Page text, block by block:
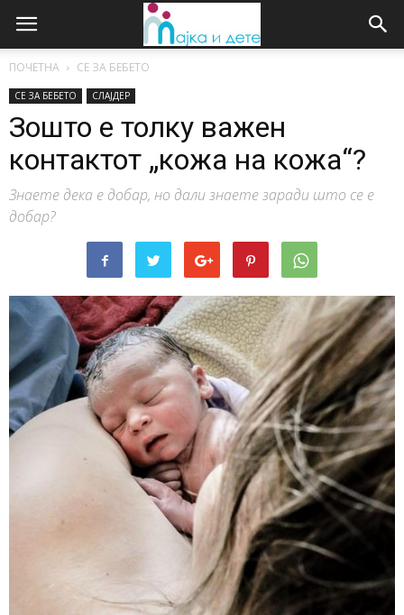
ПОЧЕТНА СЕ ЗА БЕБЕТО
СЕ ЗА БЕБЕТО СЛАЈДЕР
Зошто е толку важен
контактот „кожа на кожа“?
Знаете дека е добар, но дали знаете заради што се е
добар?